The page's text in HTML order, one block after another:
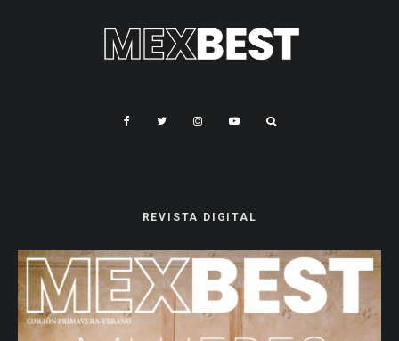
REVISTA DIGITAL